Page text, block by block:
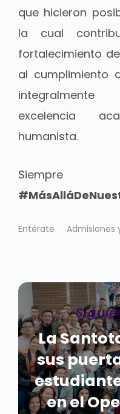
que hicieron
la cual
fortalecimiento
al cumplimiento
excelencia
humanista.
Entérate Admisiones
La
sus
en el